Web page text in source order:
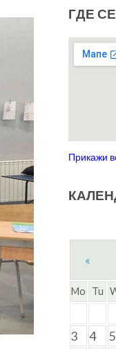
ГДЕ
Прикажи
«
Mo Tu
3
4 5